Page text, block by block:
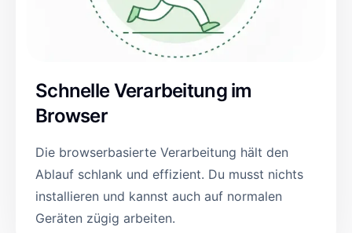
Schnelle Verarbeitung im
Browser
Die browserbasierte Verarbeitung hält den
Ablauf schlank und effizient. Du musst nichts
installieren und kannst auch auf normalen
Geräten zügig arbeiten.